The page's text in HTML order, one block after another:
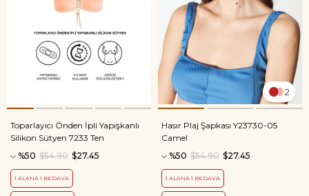
Toparlayıcı Önden İpli Yapışkanlı
Silikon Sütyen 7233 Ten
%50
$27.45
$54.90
1 ALANA 1 BEDAVA
2
Hasır Plaj Şapkası Y23730-05
Camel
%50
$27.45
$54.90
1 ALANA 1 BEDAVA